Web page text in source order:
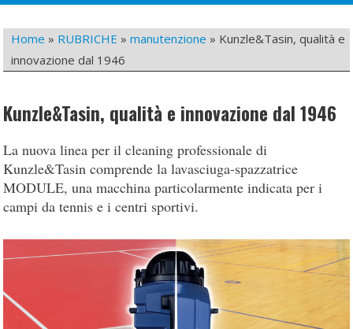
Home » RUBRICHE »manutenzione » Kunzle&Tasin, qualità e
innovazione dal 1946
Kunzle&Tasin, qualità e innovazione dal 1946
La nuova linea per il cleaning professionale di
Kunzle&Tasin comprende la lavasciuga-spazzatrice
MODULE, una macchina particolarmente indicata per i
campi da tennis e i centri sportivi.